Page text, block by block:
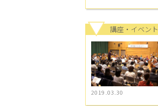
講座・イベント
2019.03.30